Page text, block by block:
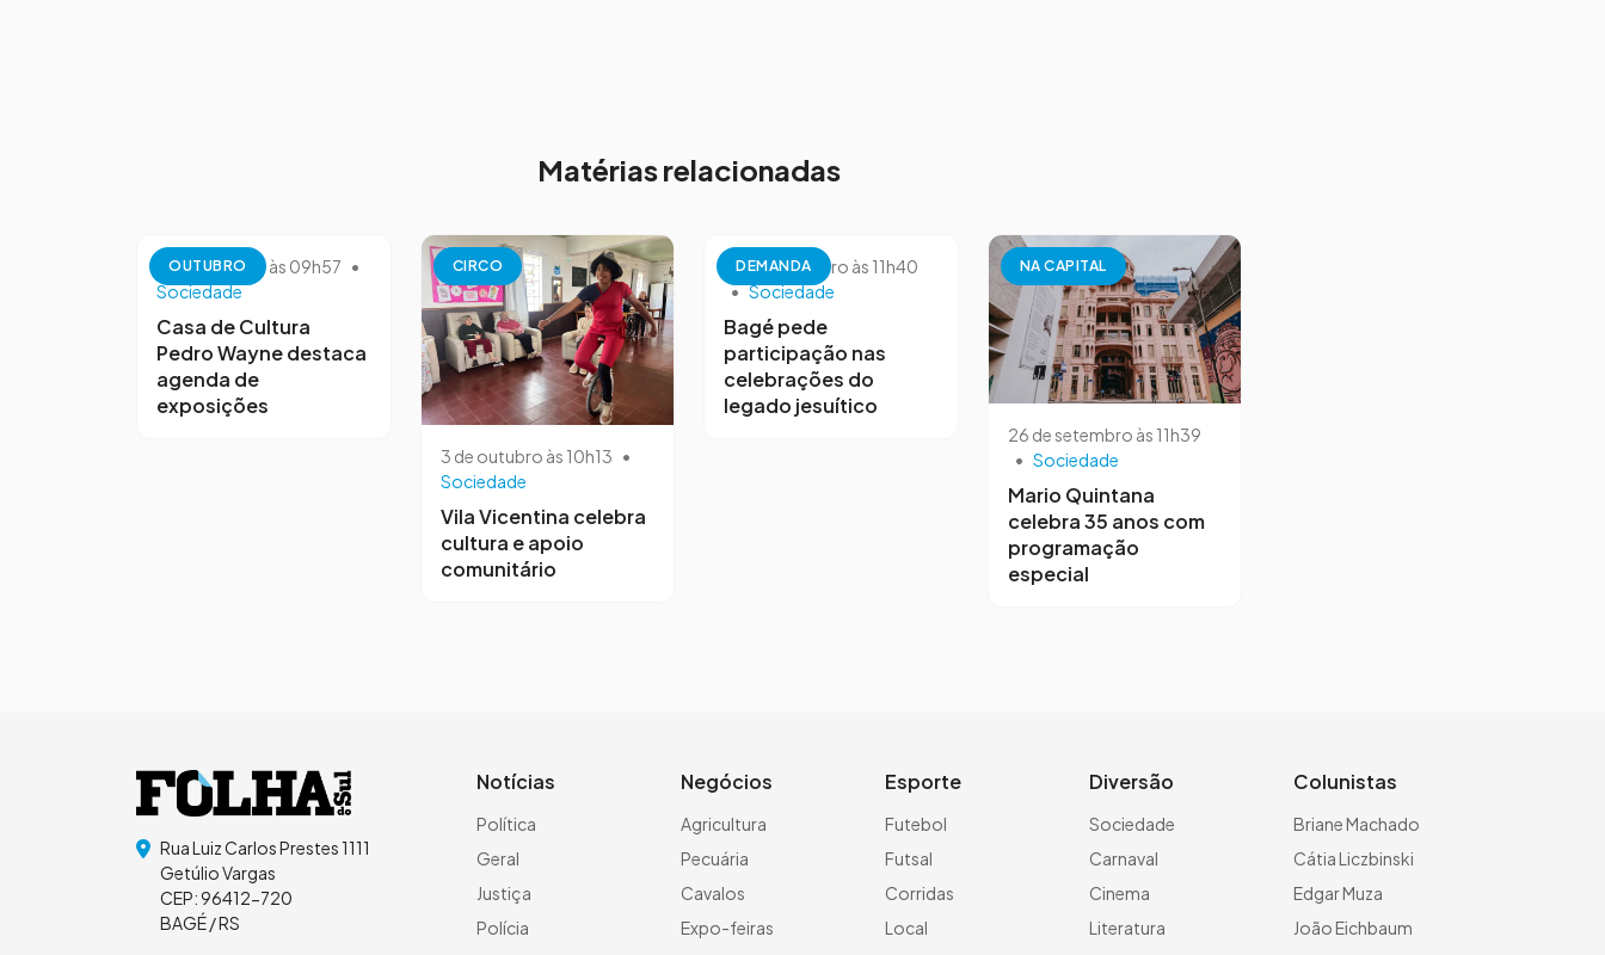
Matérias relacionadas
OUTUBRO
13 de outubro às 09h57 •
Sociedade
Casa de Cultura
Pedro Wayne destaca
agenda de
exposições
CIRCO
3 de outubro às 10h13 •
Sociedade
Vila Vicentina celebra
cultura e apoio
comunitário
DEMANDA
26 de setembro às 11h40
• Sociedade
Bagé pede
participação nas
celebrações do
legado jesuítico
NA CAPITAL
26 de setembro às 11h39
• Sociedade
Mario Quintana
celebra 35 anos com
programação
especial
Rua Luiz Carlos Prestes 1111
Getúlio Vargas
CEP: 96412-720
BAGÉ / RS
Notícias
Política
Geral
Justiça
Polícia
Negócios
Agricultura
Pecuária
Cavalos
Expo-feiras
Esporte
Futebol
Futsal
Corridas
Local
Diversão
Sociedade
Carnaval
Cinema
Literatura
Colunistas
Briane Machado
Cátia Liczbinski
Edgar Muza
João Eichbaum